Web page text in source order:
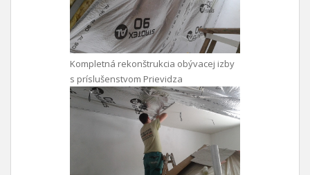
Kompletná rekonštrukcia obývacej izby
s príslušenstvom Prievidza